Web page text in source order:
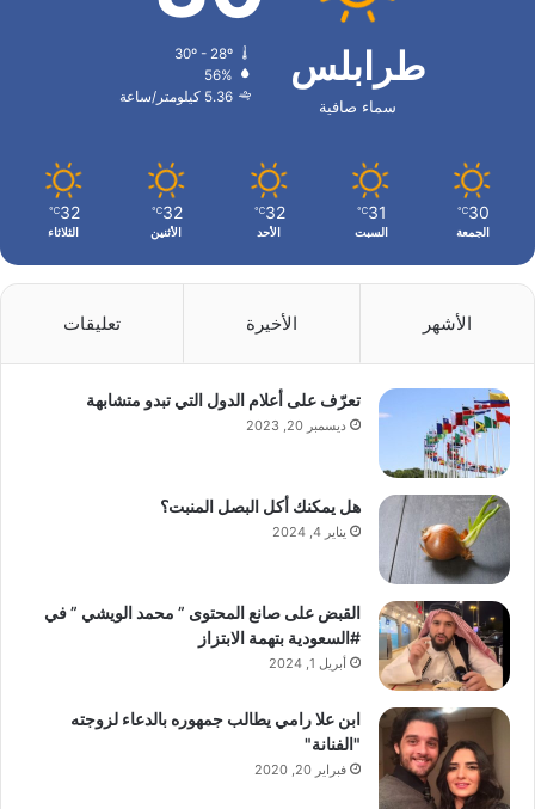
طرابلس
سماء صافية
30º - 28º
56%
5.36 كيلومتر/ساعة
30
℃
الجمعة
31
℃
السبت
32
℃
الأحد
32
℃
الأثنين
32
℃
الثلاثاء
الأشهر الأخيرة تعليقات
تعرّف على أعلام الدول التي تبدو متشابهة
ديسمبر 20, 2023
هل يمكنك أكل البصل المنبت؟
يناير 4, 2024
القبض على صانع المحتوى ” محمد الويشي ” في
#السعودية بتهمة الابتزاز
أبريل 1, 2024
ابن علا رامي يطالب جمهوره بالدعاء لزوجته
"الفنانة"
فبراير 20, 2020